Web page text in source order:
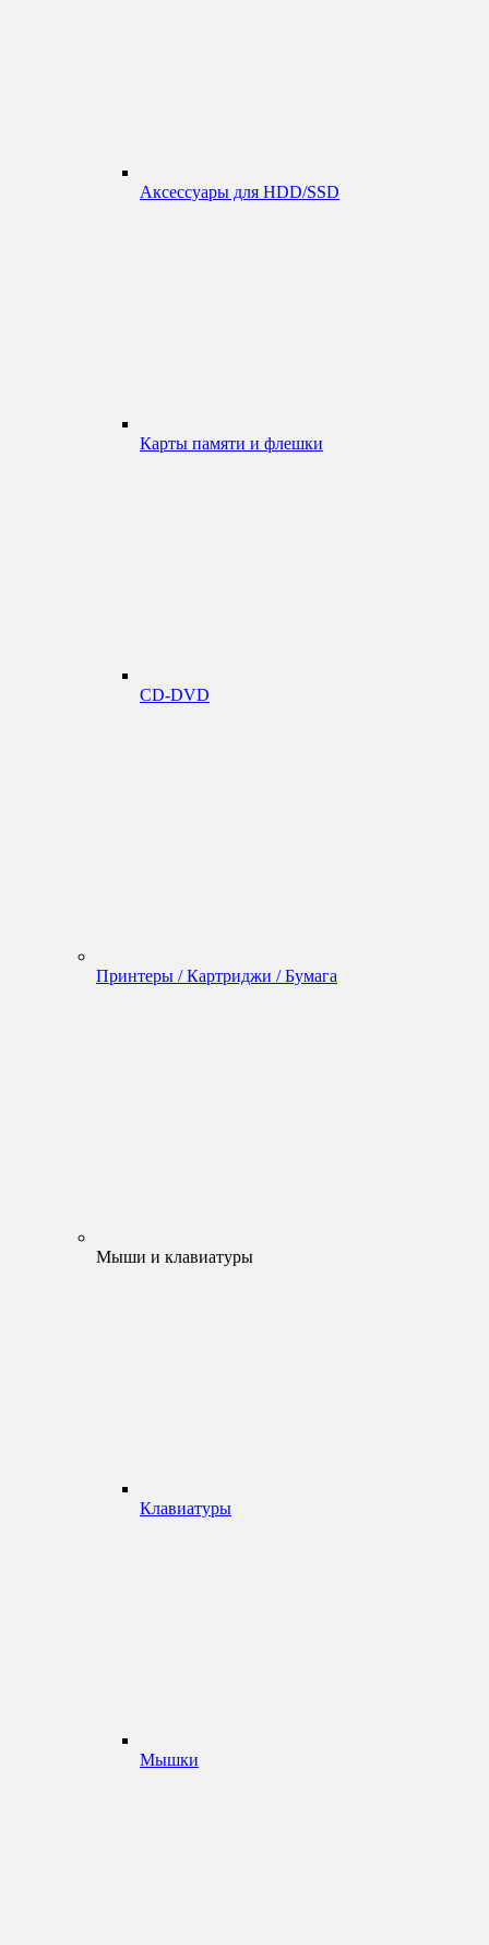
Аксессуары для HDD/SSD
Карты памяти и флешки
CD-DVD
Принтеры / Картриджи / Бумага
Мыши и клавиатуры
Клавиатуры
Мышки